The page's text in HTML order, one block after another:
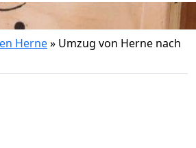
Herne» Umzug von Herne nach